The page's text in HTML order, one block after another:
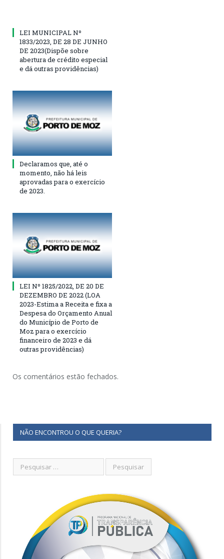
LEI MUNICIPAL Nº
1833/2023, DE 28 DE JUNHO
DE 2023(Dispõe sobre
abertura de crédito especial
e dá outras providências)
Declaramos que, até o
momento, não há leis
aprovadas para o exercício
de 2023.
LEI Nº 1825/2022, DE 20 DE
DEZEMBRO DE 2022 (LOA
2023-Estima a Receita e fixa a
Despesa do Orçamento Anual
do Município de Porto de
Moz para o exercício
financeiro de 2023 e dá
outras providências)
Os comentários estão fechados.
NÃO ENCONTROU O QUE QUERIA?